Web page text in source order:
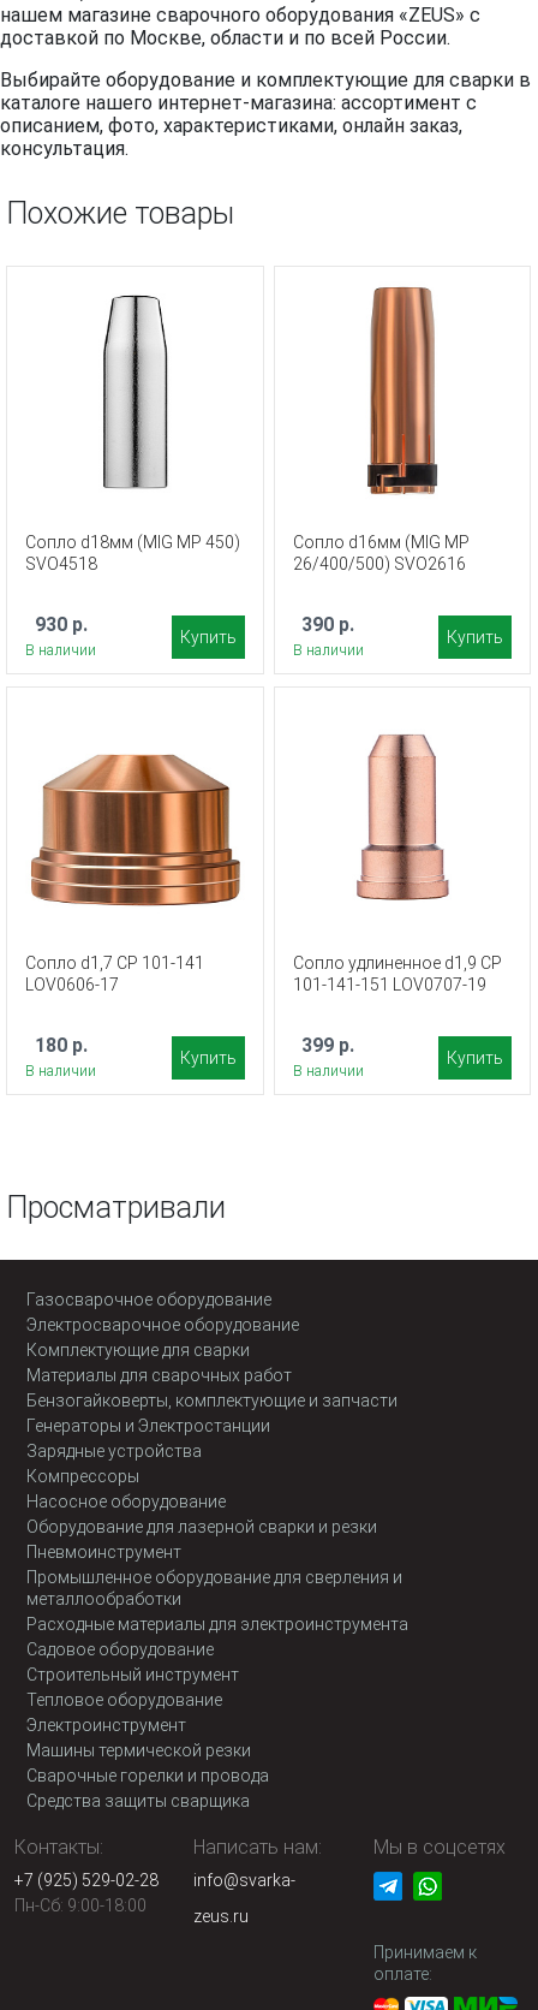
нашем магазине сварочного оборудования «ZEUS» с
доставкой по Москве, области и по всей России.
Выбирайте оборудование и комплектующие для сварки в
каталоге нашего интернет-магазина: ассортимент с
описанием, фото, характеристиками, онлайн заказ,
консультация.
Похожие товары
Сопло d18мм (MIG MP 450)
SVO4518
930 р.
В наличии
Купить
Сопло d16мм (MIG MP
26/400/500) SVO2616
390 р.
В наличии
Купить
Сопло d1,7 CP 101-141
LOV0606-17
180 р.
В наличии
Купить
Сопло удлиненное d1,9 CP
101-141-151 LOV0707-19
399 р.
В наличии
Купить
Просматривали
Газосварочное оборудование
Электросварочное оборудование
Комплектующие для сварки
Материалы для сварочных работ
Бензогайковерты, комплектующие и запчасти
Генераторы и Электростанции
Зарядные устройства
Компрессоры
Насосное оборудование
Оборудование для лазерной сварки и резки
Пневмоинструмент
Промышленное оборудование для сверления и
металлообработки
Расходные материалы для электроинструмента
Садовое оборудование
Строительный инструмент
Тепловое оборудование
Электроинструмент
Машины термической резки
Сварочные горелки и провода
Средства защиты сварщика
Контакты:
+7 (925) 529-02-28
Пн-Сб: 9:00-18:00
Написать нам:
info@svarka-
zeus.ru
Мы в соцсетях
Принимаем к
оплате: